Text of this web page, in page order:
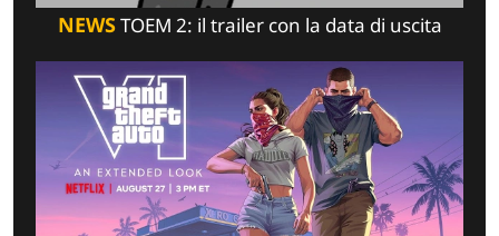
NEWSTOEM 2: il trailer con la data di uscita